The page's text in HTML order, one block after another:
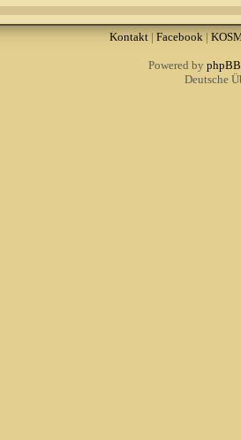
Kontakt| Facebook|
Powered by phpBB
Deutsche